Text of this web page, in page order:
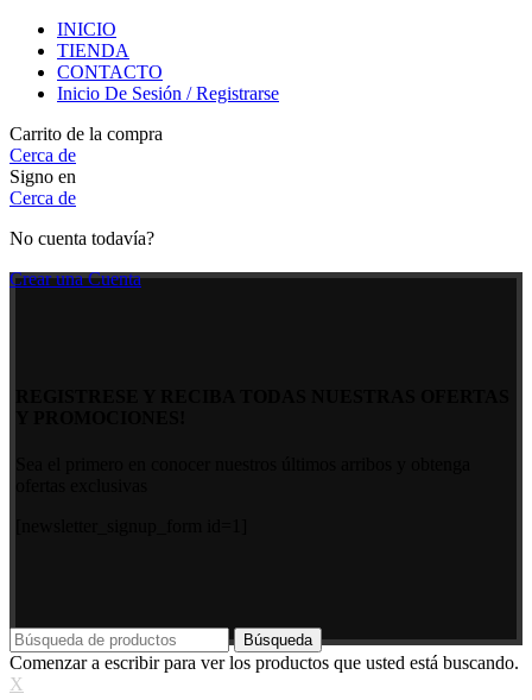
INICIO
TIENDA
CONTACTO
Inicio De Sesión / Registrarse
Carrito de la compra
Cerca de
Signo en
Cerca de
No cuenta todavía?
Crear una Cuenta
Búsqueda
Comenzar a escribir para ver los productos que usted está buscando.
X